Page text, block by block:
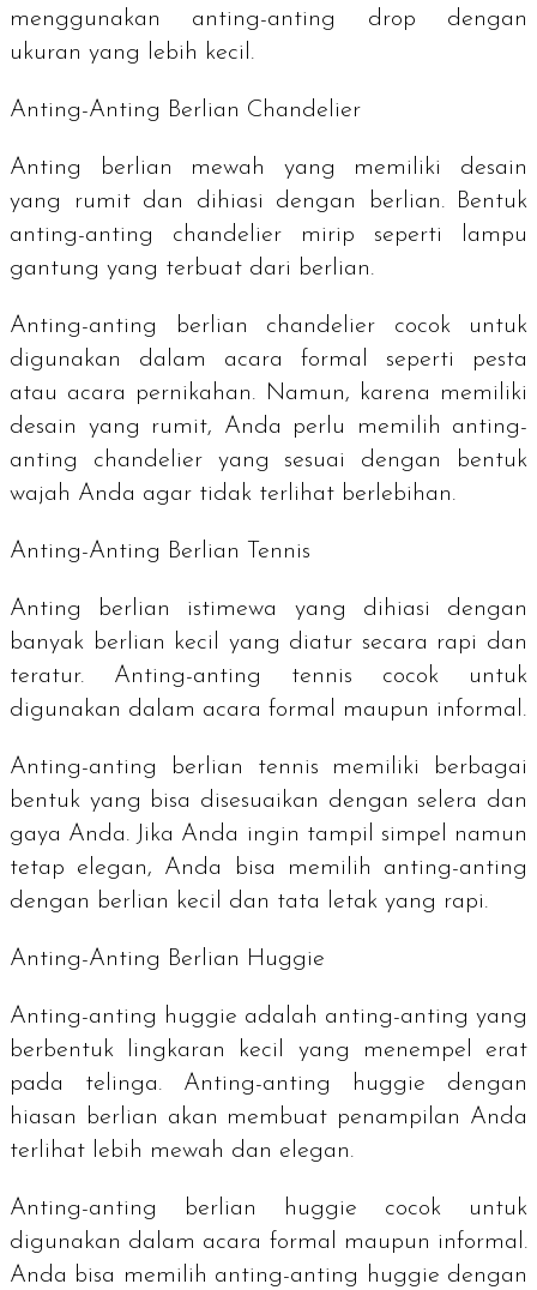
menggunakan anting-anting drop dengan
ukuran yang lebih kecil.
Anting-Anting Berlian Chandelier
Anting berlian mewah yang memiliki desain
yang rumit dan dihiasi dengan berlian. Bentuk
anting-anting chandelier mirip seperti lampu
gantung yang terbuat dari berlian.
Anting-anting berlian chandelier cocok untuk
digunakan dalam acara formal seperti pesta
atau acara pernikahan. Namun, karena memiliki
desain yang rumit, Anda perlu memilih anting-
anting chandelier yang sesuai dengan bentuk
wajah Anda agar tidak terlihat berlebihan.
Anting-Anting Berlian Tennis
Anting berlian istimewa yang dihiasi dengan
banyak berlian kecil yang diatur secara rapi dan
teratur. Anting-anting tennis cocok untuk
digunakan dalam acara formal maupun informal.
Anting-anting berlian tennis memiliki berbagai
bentuk yang bisa disesuaikan dengan selera dan
gaya Anda. Jika Anda ingin tampil simpel namun
tetap elegan, Anda bisa memilih anting-anting
dengan berlian kecil dan tata letak yang rapi.
Anting-Anting Berlian Huggie
Anting-anting huggie adalah anting-anting yang
berbentuk lingkaran kecil yang menempel erat
pada telinga. Anting-anting huggie dengan
hiasan berlian akan membuat penampilan Anda
terlihat lebih mewah dan elegan.
Anting-anting berlian huggie cocok untuk
digunakan dalam acara formal maupun informal.
Anda bisa memilih anting-anting huggie dengan